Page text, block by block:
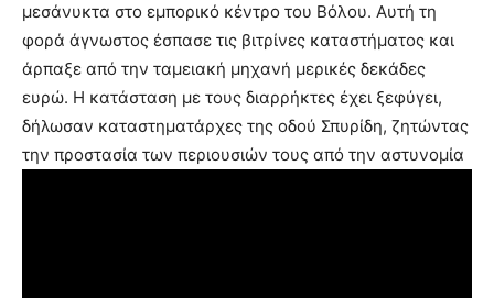
μεσάνυκτα στο εμπορικό κέντρο του Βόλου. Αυτή τη
φορά άγνωστος έσπασε τις βιτρίνες καταστήματος και
άρπαξε από την ταμειακή μηχανή μερικές δεκάδες
ευρώ. Η κατάσταση με τους διαρρήκτες έχει ξεφύγει,
δήλωσαν καταστηματάρχες της οδού Σπυρίδη, ζητώντας
την προστασία των περιουσιών τους από την αστυνομία